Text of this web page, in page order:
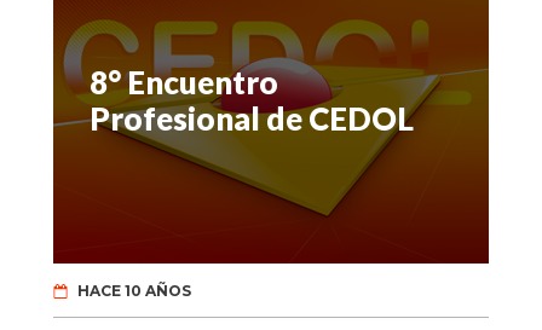
8° Encuentro
Profesional de CEDOL
HACE 10 AÑOS